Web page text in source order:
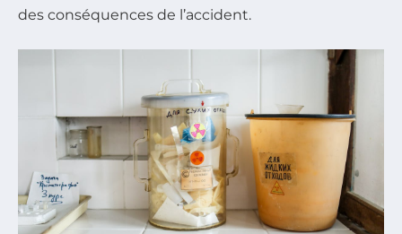
des conséquences de l’accident.